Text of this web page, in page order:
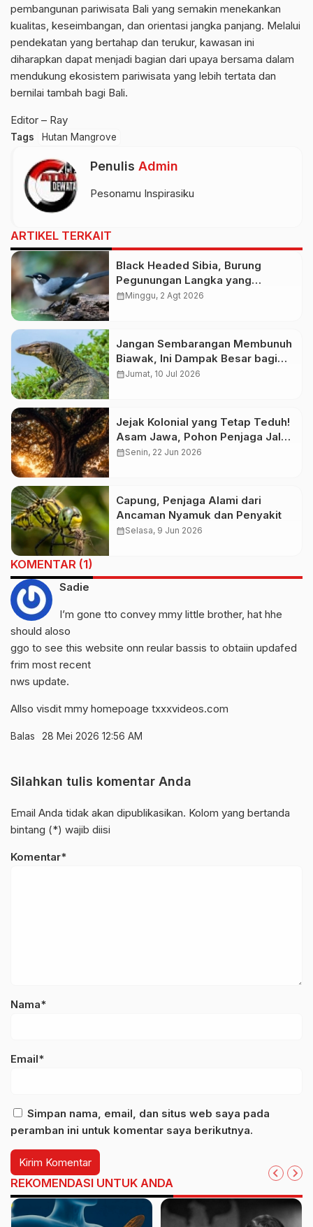
pembangunan pariwisata Bali yang semakin menekankan
kualitas, keseimbangan, dan orientasi jangka panjang. Melalui
pendekatan yang bertahap dan terukur, kawasan ini
diharapkan dapat menjadi bagian dari upaya bersama dalam
mendukung ekosistem pariwisata yang lebih tertata dan
bernilai tambah bagi Bali.
Editor – Ray
Tags Hutan Mangrove
Penulis Admin
Pesonamu Inspirasiku
ARTIKEL TERKAIT
Black Headed Sibia, Burung
Pegunungan Langka yang
Memikat Lensa Fotografer
calendar_monthMinggu, 2 Agt 2026
Jangan Sembarangan Membunuh
Biawak, Ini Dampak Besar bagi
Ekosistem dan Kehidupan
calendar_monthJumat, 10 Jul 2026
Jejak Kolonial yang Tetap Teduh!
Asam Jawa, Pohon Penjaga Jalan
yang Menjadi Bagian dari
calendar_monthSenin, 22 Jun 2026
Capung, Penjaga Alami dari
Ancaman Nyamuk dan Penyakit
calendar_monthSelasa, 9 Jun 2026
KOMENTAR (1)
Sadie
I’m gone tto convey mmy little brother, hat hhe
should aloso
ggo to see this website onn reular bassis to obtaiin updafed
frim most recent
nws update.
Allso visdit mmy homepoage txxxvideos.com
Balas 28 Mei 2026 12:56 AM
Silahkan tulis komentar Anda
Email Anda tidak akan dipublikasikan. Kolom yang bertanda
bintang (*) wajib diisi
Komentar*
Nama*
Email*
Simpan nama, email, dan situs web saya pada
peramban ini untuk komentar saya berikutnya.
REKOMENDASI UNTUK ANDA